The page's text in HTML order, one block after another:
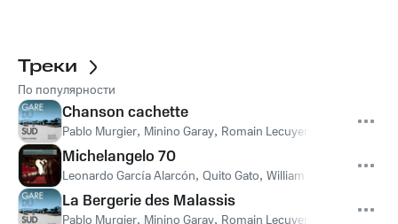
Треки
По популярности
Chanson cachette
Pablo Murgier, Minino Garay, Romain Lecuyer
Michelangelo 70
Leonardo García Alarcón, Quito Gato, William Sabatier
La Bergerie des Malassis
Pablo Murgier, Minino Garay, Romain Lecuyer